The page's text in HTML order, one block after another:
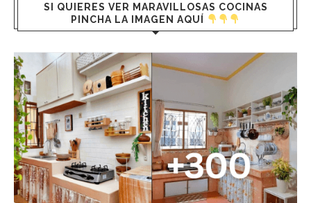
SI QUIERES VER MARAVILLOSAS COCINAS
PINCHA LA IMAGEN AQUÍ